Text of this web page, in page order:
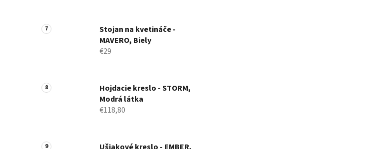
Stojan na kvetináče -
MAVERO, Biely
€29
Hojdacie kreslo - STORM,
Modrá látka
€118,80